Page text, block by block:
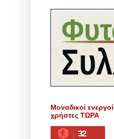
Μοναδικοί ενεργοί
χρήστες ΤΩΡΑ
32